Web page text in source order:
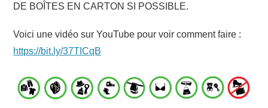
DE BOÎTES EN CARTON SI POSSIBLE.
Voici une vidéo sur YouTube pour voir comment faire :
https://bit.ly/37TICqB